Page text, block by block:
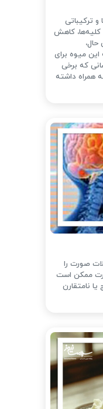
و ترکیباتی
کلیه‌ها، کاهش
میوه برای
که برخی
همراه داشته
صورت را
ممکن است
نامتقارن